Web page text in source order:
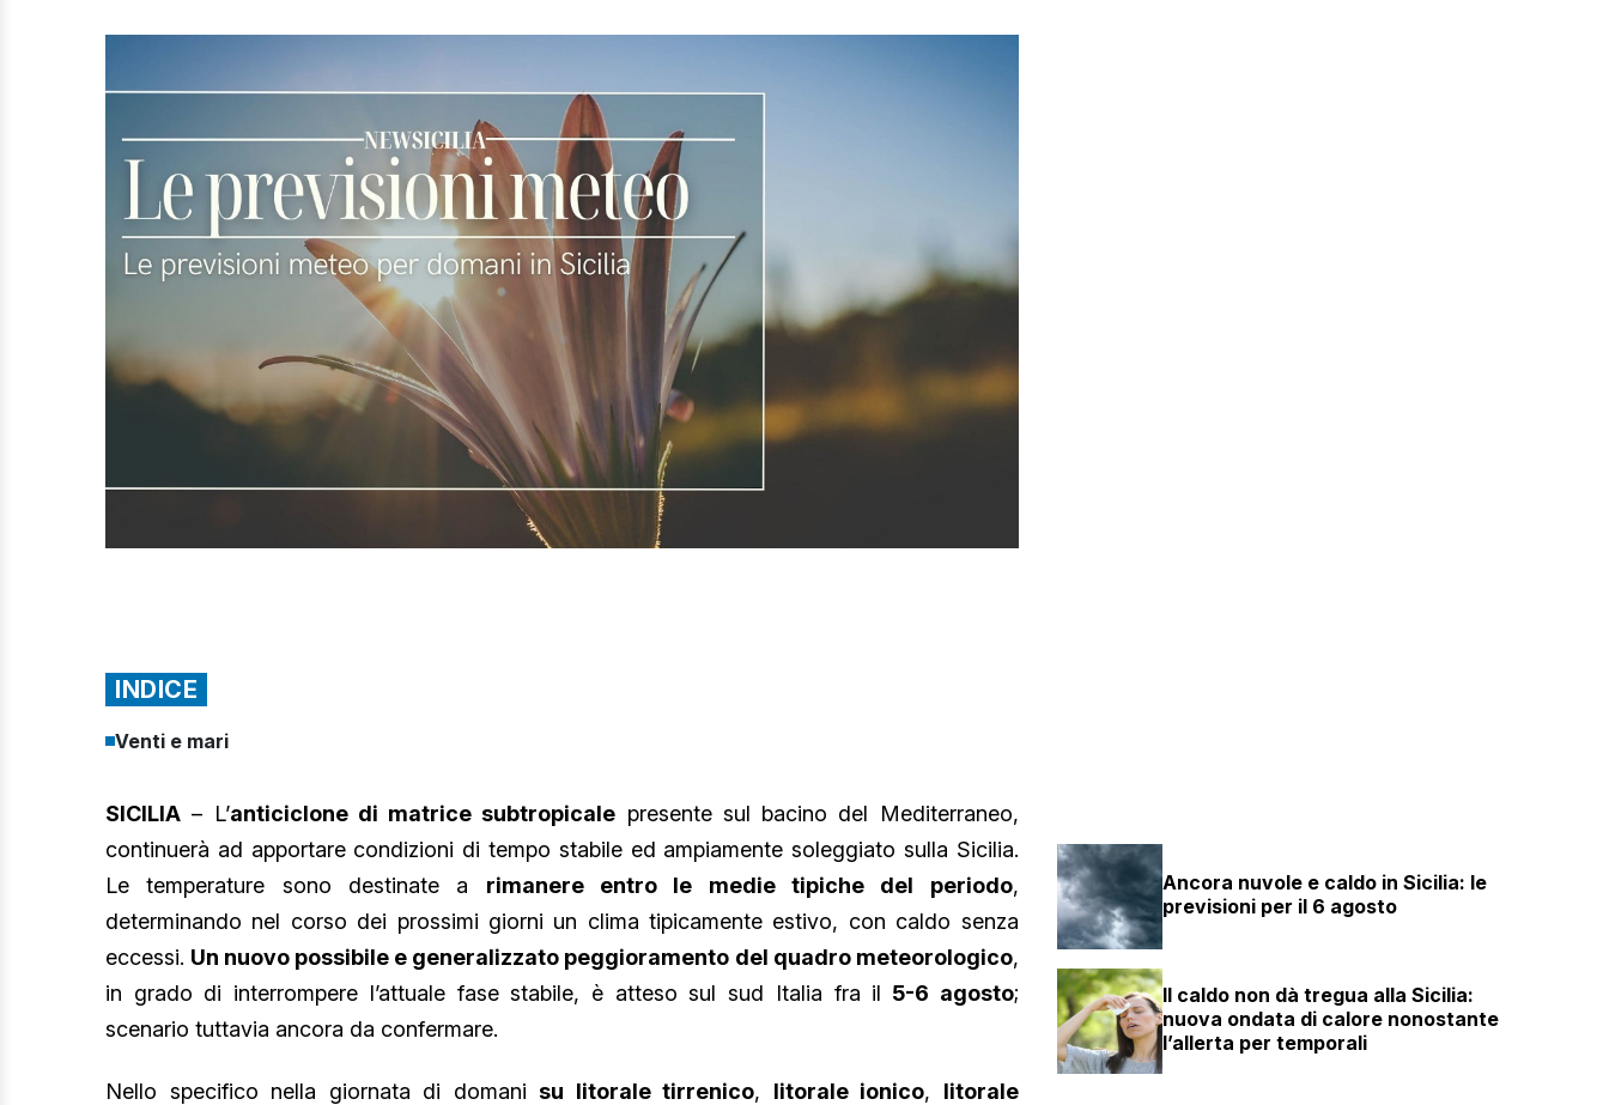
INDICE
Venti e mari
SICILIA – L’anticiclone di matrice subtropicale presente sul bacino del Mediterraneo,
continuerà ad apportare condizioni di tempo stabile ed ampiamente soleggiato sulla Sicilia.
Le temperature sono destinate a rimanere entro le medie tipiche del periodo,
determinando nel corso dei prossimi giorni un clima tipicamente estivo, con caldo senza
eccessi. Un nuovo possibile e generalizzato peggioramento del quadro meteorologico,
in grado di interrompere l’attuale fase stabile, è atteso sul sud Italia fra il 5-6 agosto;
scenario tuttavia ancora da confermare.
Nello specifico nella giornata di domanisu litorale tirrenico, litorale ionico, litorale
Ancora nuvole e caldo in Sicilia: le
previsioni per il 6 agosto
Il caldo non dà tregua alla Sicilia:
nuova ondata di calore nonostante
l’allerta per temporali